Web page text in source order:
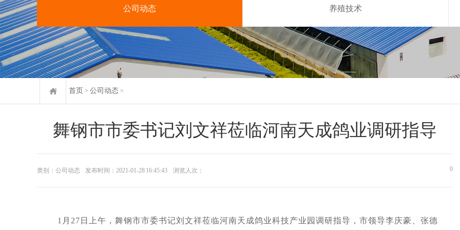
公司动态 养殖技术
首页 > 公司动态 >
舞钢市市委书记刘文祥莅临河南天成鸽业调研指导
类别：公司动态 发布时间：2021-01-28 16:45:43 浏览人次： 0
1月27日上午，舞钢市市委书记刘文祥莅临河南天成鸽业科技产业园调研指导，市领导李庆豪、张德